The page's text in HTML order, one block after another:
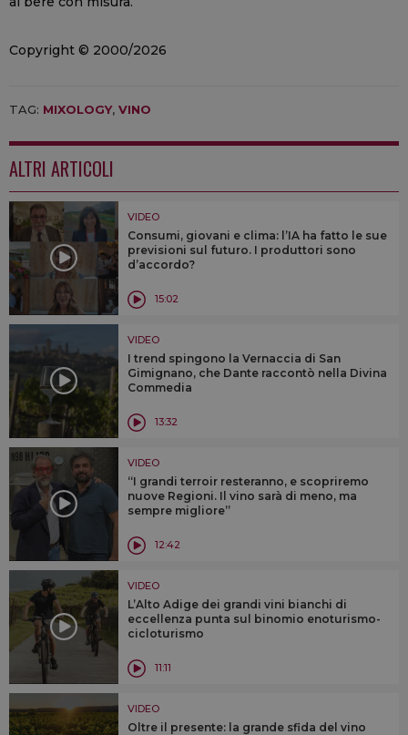
Copyright © 2000/2026
TAG: MIXOLOGY, VINO
ALTRI ARTICOLI
VIDEO
Consumi, giovani e clima: l’IA ha fatto le sue
previsioni sul futuro. I produttori sono
d’accordo?
15:02
VIDEO
I trend spingono la Vernaccia di San
Gimignano, che Dante raccontò nella Divina
Commedia
13:32
VIDEO
“I grandi terroir resteranno, e scopriremo
nuove Regioni. Il vino sarà di meno, ma
sempre migliore”
12:42
VIDEO
L’Alto Adige dei grandi vini bianchi di
eccellenza punta sul binomio enoturismo-
cicloturismo
11:11
VIDEO
Oltre il presente: la grande sfida del vino